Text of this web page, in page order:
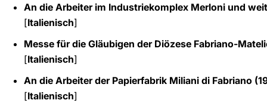
An die Arbeiter im Industriekomplex Merloni und
[Italienisch]
Messe für die Gläubigen der Diözese Fabriano-
[Italienisch]
An die Arbeiter der Papierfabrik Miliani di Fabriano
[Italienisch]